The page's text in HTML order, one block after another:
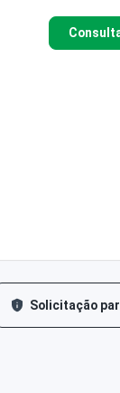
Solicitação